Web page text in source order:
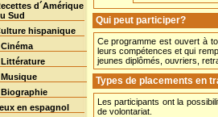
d´Amérique
Sud
hispanique
Cinéma
Littérature
Musique
Biographie
en espagnol
Qui peut participer?
Ce programme est ouvert à
leurs compétences et qui
jeunes diplômés, ouvriers,
Types de placements en
Les participants ont la
de volontariat.